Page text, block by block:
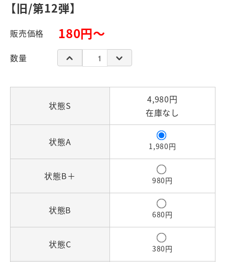
【旧/第12弾】
販売価格 180円～
数量
状態S
4,980円
在庫なし
状態A 1,980円
状態B＋ 980円
状態B 680円
状態C 380円